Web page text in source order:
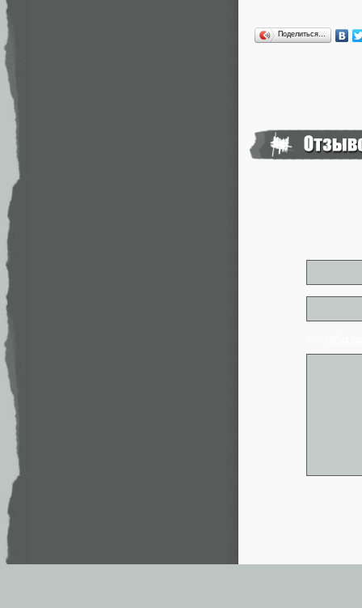
Поделиться…